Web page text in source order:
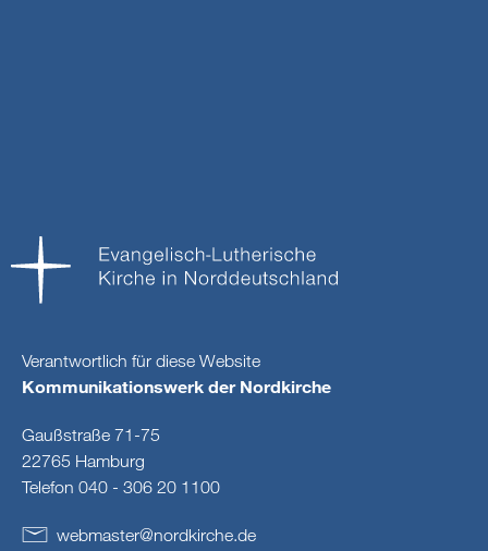
Verantwortlich für diese Website
Kommunikationswerk der Nordkirche
Gaußstraße 71-75
22765 Hamburg
Telefon 040 - 306 20 1100
webmaster@nordkirche.de